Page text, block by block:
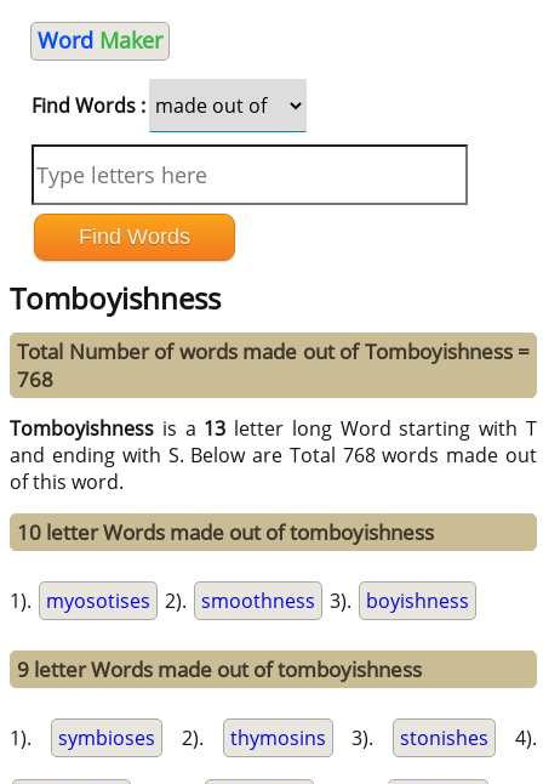
Word Maker
Find Words :
Tomboyishness
Total Number of words made out of Tomboyishness =
768
Tomboyishness is a 13 letter long Word starting with T
and ending with S. Below are Total 768 words made out
of this word.
10 letter Words made out of tomboyishness
1). myosotises 2). smoothness 3). boyishness
9 letter Words made out of tomboyishness
1). symbioses 2). thymosins 3). stonishes 4).